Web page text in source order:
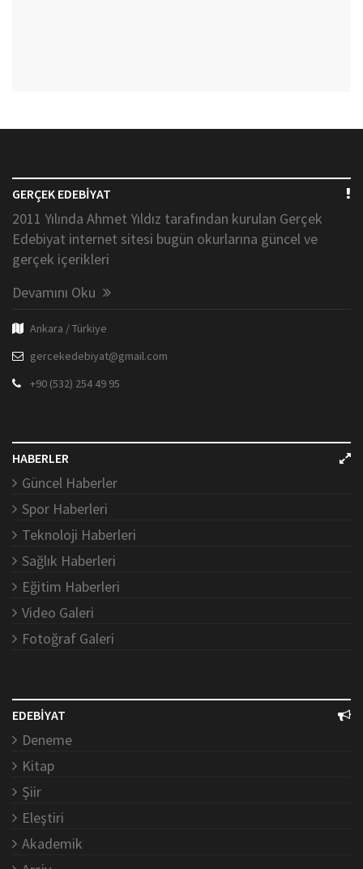
GERÇEK EDEBİYAT
2011 Yılında Ahmet Yıldız tarafından kurulan Gerçek
Edebiyat internet sitesi bugün okurlarına güncel ve
gerçek içerikleri
Devamını Oku
Ankara / Türkiye
gercekedebiyat@gmail.com
+90 (532) 254 49 95
HABERLER
Güncel Haberler
Spor Haberleri
Teknoloji Haberleri
Sağlık Haberleri
Eğitim Haberleri
Video Galeri
Fotoğraf Galeri
EDEBİYAT
Deneme
Kitap
Şiir
Eleştiri
Akademik